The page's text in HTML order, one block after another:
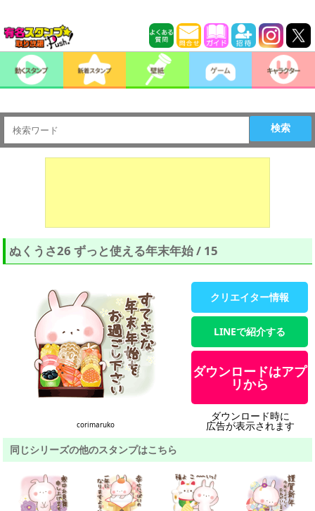
検索
ぬくうさ26 ずっと使える年末年始 / 15
corimaruko
クリエイター情報
LINEで紹介する
ダウンロードはアプ
リから
ダウンロード時に
広告が表示されます
同じシリーズの他のスタンプはこちら